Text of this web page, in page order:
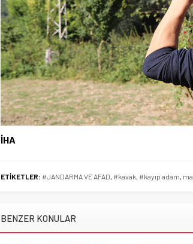
İHA
ETİKETLER: #JANDARMA VE AFAD #kavak #kayıp adam
BENZER KONULAR